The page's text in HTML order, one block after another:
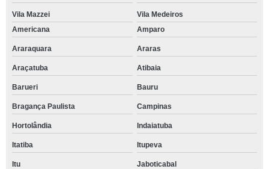
Vila Mazzei
Vila Medeiros
Americana
Amparo
Araraquara Araras
Araçatuba Atibaia
Barueri Bauru
Bragança Paulista Campinas
Hortolândia Indaiatuba
Itatiba Itupeva
Itu Jaboticabal